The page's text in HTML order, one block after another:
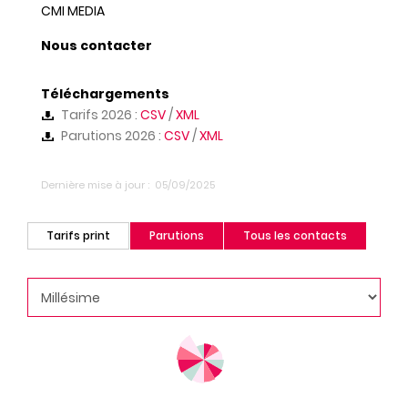
CMI MEDIA
Nous contacter
Téléchargements
Tarifs 2026 : CSV/XML
Parutions 2026 : CSV/XML
Dernière mise à jour 05/09/2025
Tarifs print
(onglet
Parutions Tous les contacts